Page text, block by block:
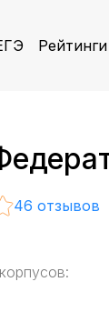
Рейтинги
46 отзывов